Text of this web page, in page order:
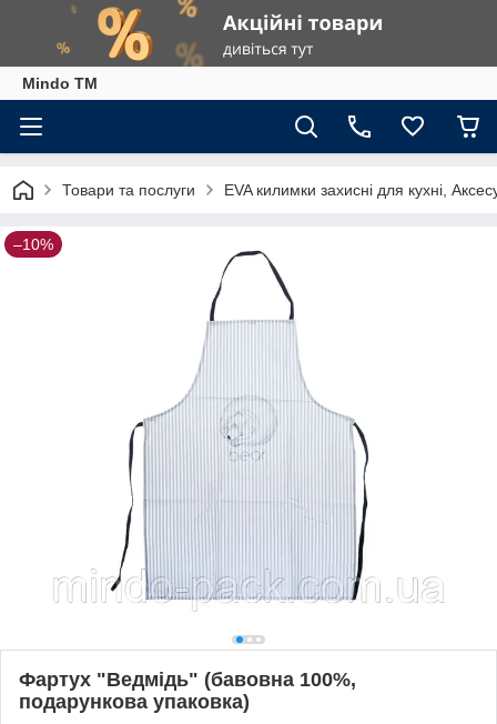
Mindo TM
Товари та послуги EVA килимки захисні для кухні,
–10%
Фартух "Ведмідь" (бавовна 100%,
подарункова упаковка)